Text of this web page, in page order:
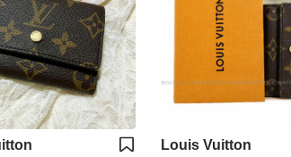
Louis Vuitton